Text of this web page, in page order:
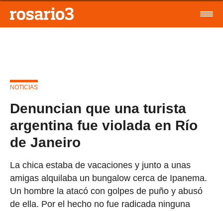
NOTICIAS
Denuncian que una turista
argentina fue violada en Río
de Janeiro
La chica estaba de vacaciones y junto a unas
amigas alquilaba un bungalow cerca de Ipanema.
Un hombre la atacó con golpes de puño y abusó
de ella. Por el hecho no fue radicada ninguna